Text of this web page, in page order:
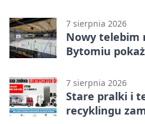
7 sierpnia 2026
Nowy telebim
Bytomiu
7 sierpnia 2026
Stare pralki i
recyklingu